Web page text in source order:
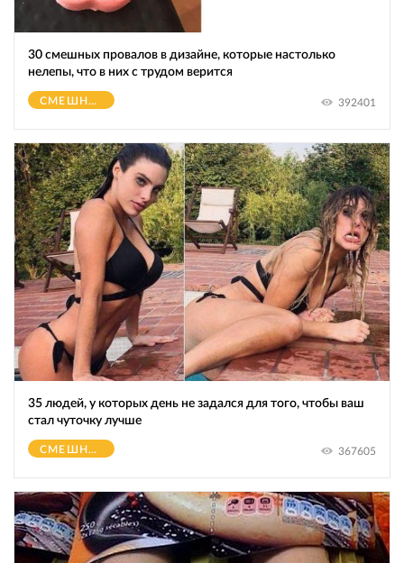
30 смешных провалов в дизайне, которые настолько
нелепы, что в них с трудом верится
СМЕШНОЕ 392401
35 людей, у которых день не задался для того, чтобы ваш
стал чуточку лучше
СМЕШНОЕ 367605